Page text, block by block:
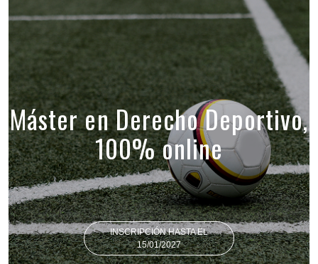
Máster en Derecho Deportivo,
100% online
INSCRIPCIÓN HASTA EL
15/01/2027